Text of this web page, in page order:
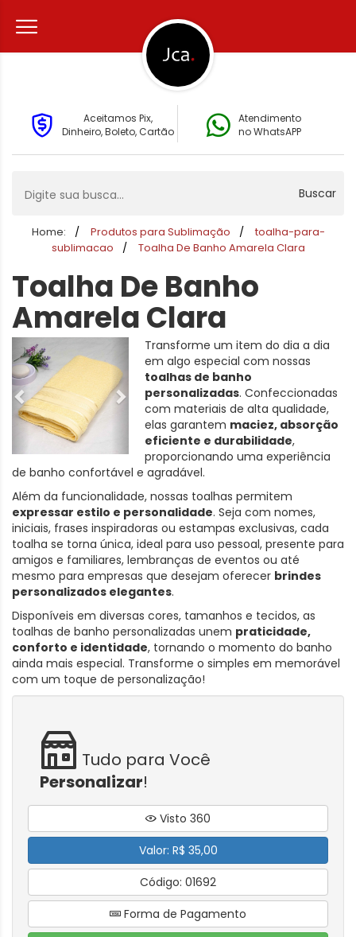
Aceitamos Pix,
Dinheiro, Boleto, Cartão
Atendimento
no WhatsAPP
Buscar
Home: Produtos para Sublimação
toalha-para-
sublimacao
Toalha De Banho Amarela Clara
Toalha De Banho
Amarela Clara
Transforme um item do dia a dia
em algo especial com nossas
toalhas de banho
personalizadas. Confeccionadas
com materiais de alta qualidade,
elas garantem maciez, absorção
eficiente e durabilidade,
proporcionando uma experiência
de banho confortável e agradável.
Além da funcionalidade, nossas toalhas permitem
expressar estilo e personalidade. Seja com nomes,
iniciais, frases inspiradoras ou estampas exclusivas, cada
toalha se torna única, ideal para uso pessoal, presente para
amigos e familiares, lembranças de eventos ou até
mesmo para empresas que desejam oferecer brindes
personalizados elegantes.
Disponíveis em diversas cores, tamanhos e tecidos, as
toalhas de banho personalizadas unem praticidade,
conforto e identidade, tornando o momento do banho
ainda mais especial. Transforme o simples em memorável
com um toque de personalização!
Tudo para Você
Personalizar!
Visto 360
Valor: R$ 35,00
Código: 01692
Forma de Pagamento